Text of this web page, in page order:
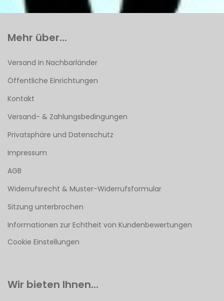
Mehr über...
Versand in Nachbarländer
Öffentliche Einrichtungen
Kontakt
Versand- & Zahlungsbedingungen
Privatsphäre und Datenschutz
Impressum
AGB
Widerrufsrecht & Muster-Widerrufsformular
Sitzung unterbrochen
Informationen zur Echtheit von Kundenbewertungen
Cookie Einstellungen
Wir bieten Ihnen...